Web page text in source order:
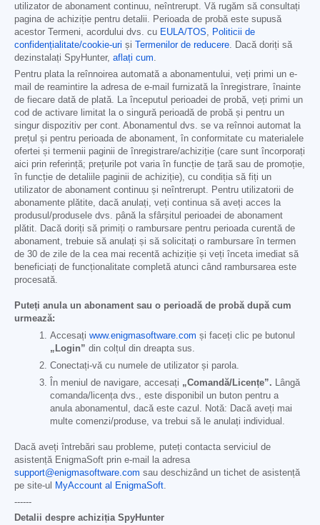
utilizator de abonament continuu, neîntrerupt. Vă rugăm să consultați
pagina de achiziție pentru detalii. Perioada de probă este supusă
acestor Termeni, acordului dvs. cu EULA/TOS
Politicii de
confidențialitate/cookie-uri și Termenilor de reducere . Dacă doriți să
dezinstalați SpyHunter, aflați cum
Pentru plata la reînnoirea automată a abonamentului, veți primi un e-
mail de reamintire la adresa de e-mail furnizată la înregistrare, înainte
de fiecare dată de plată. La începutul perioadei de probă, veți primi un
cod de activare limitat la o singură perioadă de probă și pentru un
singur dispozitiv per cont. Abonamentul dvs. se va reînnoi automat la
prețul și pentru perioada de abonament, în conformitate cu materialele
ofertei și termenii paginii de înregistrare/achiziție (care sunt încorporați
aici prin referință; prețurile pot varia în funcție de țară sau de promoție,
în funcție de detaliile paginii de achiziție), cu condiția să fiți un
utilizator de abonament continuu și neîntrerupt. Pentru utilizatorii de
abonamente plătite, dacă anulați, veți continua să aveți acces la
produsul/produsele dvs. până la sfârșitul perioadei de abonament
plătit. Dacă doriți să primiți o rambursare pentru perioada curentă de
abonament, trebuie să anulați și să solicitați o rambursare în termen
de 30 de zile de la cea mai recentă achiziție și veți înceta imediat să
beneficiați de funcționalitate completă atunci când rambursarea este
procesată.
Puteți anula un abonament sau o perioadă de probă după cum
urmează:
Accesați www.enigmasoftware.com și faceți clic pe butonul
„Login” din colțul din dreapta sus.
Conectați-vă cu numele de utilizator și parola.
În meniul de navigare, accesați „Comandă/Licențe”. Lângă
comanda/licența dvs., este disponibil un buton pentru a
anula abonamentul, dacă este cazul. Notă: Dacă aveți mai
multe comenzi/produse, va trebui să le anulați individual.
Dacă aveți întrebări sau probleme, puteți contacta serviciul de
asistență EnigmaSoft prin e-mail la adresa
support@enigmasoftware.com sau deschizând un tichet de asistență
pe site-ul
MyAccount al EnigmaSoft.
------
Detalii despre achiziția SpyHunter